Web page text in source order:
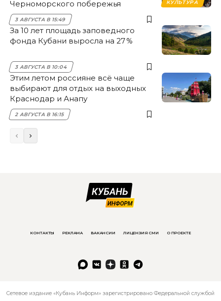
КУЛЬТУРА
Черноморского побережья
3 АВГУСТА В 15:49
За 10 лет площадь заповедного
фонда Кубани выросла на 27 %
3 АВГУСТА В 10:04
Этим летом россияне всё чаще
выбирают для отдых на выходных
Краснодар и Анапу
2 АВГУСТА В 16:15
КОНТАКТЫ РЕКЛАМА ВАКАНСИИ ЛИЦЕНЗИЯ СМИ О ПРОЕКТЕ
Сетевое издание «Кубань Информ» зарегистрировано Федеральной службой